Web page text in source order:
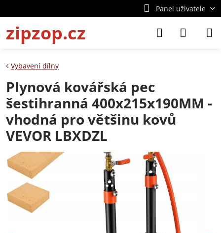
Panel uživatele
zipzop.cz
Vybavení dílny
Plynová kovářská pec
šestihranná 400x215x190MM -
vhodná pro většinu kovů
VEVOR LBXDZL